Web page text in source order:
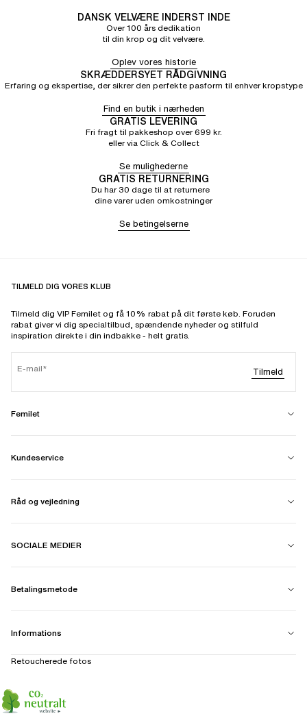
DANSK VELVÆRE INDERST INDE
Over 100 års dedikation
til din krop og dit velvære.
Oplev vores historie
SKRÆDDERSYET RÅDGIVNING
Erfaring og ekspertise, der sikrer den perfekte pasform til enhver kropstype
Find en butik i nærheden
GRATIS LEVERING
Fri fragt til pakkeshop over 699 kr.
eller via Click & Collect
Se mulighederne
GRATIS RETURNERING
Du har 30 dage til at returnere
dine varer uden omkostninger
Se betingelserne
TILMELD DIG VORES KLUB
Tilmeld dig VIP Femilet og få 10% rabat på dit første køb. Foruden
rabat giver vi dig specialtilbud, spændende nyheder og stilfuld
inspiration direkte i din indbakke - helt gratis.
E-mail Tilmeld
Femilet
Kundeservice
Råd og vejledning
SOCIALE MEDIER
Betalingsmetode
Informations
Retoucherede fotos